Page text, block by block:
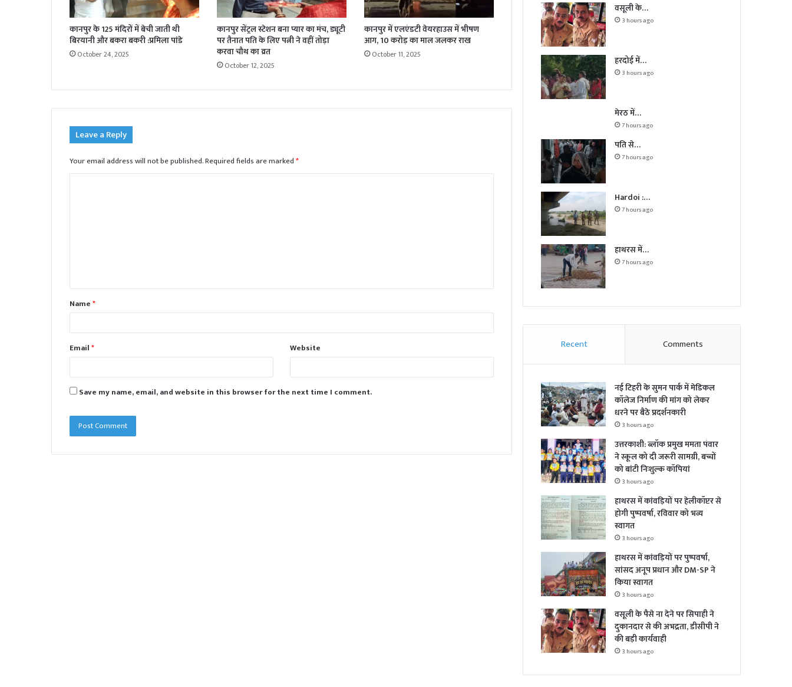
कानपुर के 125 मंदिरों में बेची जाती थी
बिरयानी और बकरा बकरी :प्रमिला पांडे
October 24, 2025
कानपुर सेंट्रल स्टेशन बना प्यार का मंच, ड्यूटी
पर तैनात पति के लिए पत्नी ने वहीं तोड़ा
करवा चौथ का व्रत
October 12, 2025
कानपुर में एलएंडटी वेयरहाउस में भीषण
आग, 10 करोड़ का माल जलकर राख
October 11, 2025
Leave a Reply
Your email address will not be published.Required fields are marked*
t
*Name*
Email* Website
Save my name, email, and website in this browser for the next time I comment.
वसूली के…
3 hours ago
हरदोई में…
3 hours ago
मेरठ में…
7 hours ago
पति से…
7 hours ago
Hardoi :…
7 hours ago
हाथरस में…
7 hours ago
Recent Comments
नई टिहरी के सुमन पार्क में मेडिकल
कॉलेज निर्माण की मांग को लेकर
धरने पर बैठे प्रदर्शनकारी
3 hours ago
उत्तरकाशी: ब्लॉक प्रमुख ममता पंवार
ने स्कूल को दी जरूरी सामग्री, बच्चों
को बांटी निःशुल्क कॉपियां
3 hours ago
हाथरस में कांवड़ियों पर हेलीकॉप्टर से
होगी पुष्पवर्षा, रविवार को भव्य
स्वागत
3 hours ago
हाथरस में कांवड़ियों पर पुष्पवर्षा,
सांसद अनूप प्रधान और DM-SP ने
किया स्वागत
3 hours ago
वसूली के पैसे ना देने पर सिपाही ने
दुकानदार से की अभद्रता, डीसीपी ने
की बड़ी कार्यवाही
3 hours ago